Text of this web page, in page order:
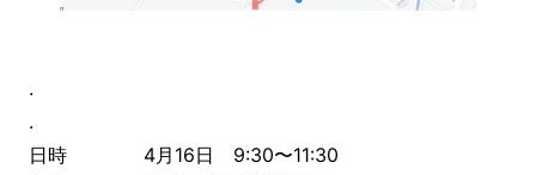
.
.
日時 4月16日 9:30〜11:30